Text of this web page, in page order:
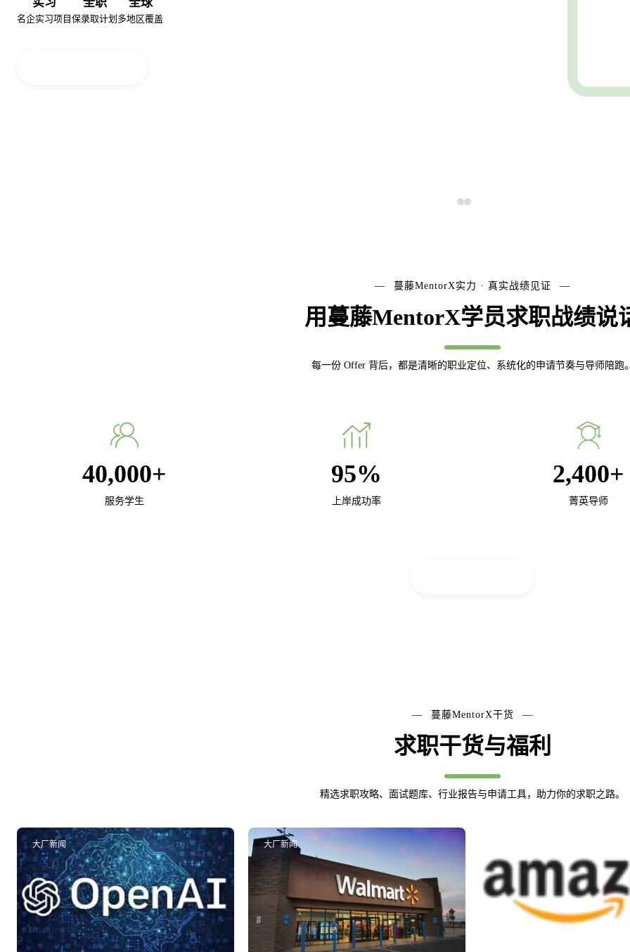
蔓藤MentorX实力 · 真实战绩见证
用蔓藤MentorX学员求职战绩说
每一份 Offer 背后，都是清晰的职业定位、系统化的申请节奏与导师陪跑
40,000+
服务学生
95%
上岸成功率
2,400+
菁英导师
蔓藤MentorX干货
求职干货与福利
精选求职攻略、面试题库、行业报告与申请工具，助力你的求职之路。
大厂新闻 大厂新闻